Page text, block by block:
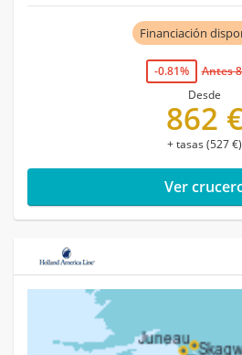
Financiación
-0.81%
Antes
Desde
862
+ tasas (527 €)
Ver